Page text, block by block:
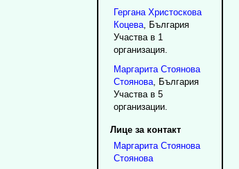
Гергана Христоскова
Коцева, България
Участва в 1
организация.
Маргарита Стоянова
Стоянова, България
Участва в 5
организации.
Лице за контакт
Маргарита Стоянова
Стоянова